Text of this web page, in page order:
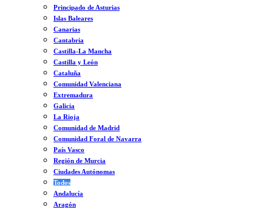
Principado de Asturias
Islas Baleares
Canarias
Cantabria
Castilla-La Mancha
Castilla y León
Cataluña
Comunidad Valenciana
Extremadura
Galicia
La Rioja
Comunidad de Madrid
Comunidad Foral de Navarra
País Vasco
Región de Murcia
Ciudades Autónomas
Todos
Andalucía
Aragón